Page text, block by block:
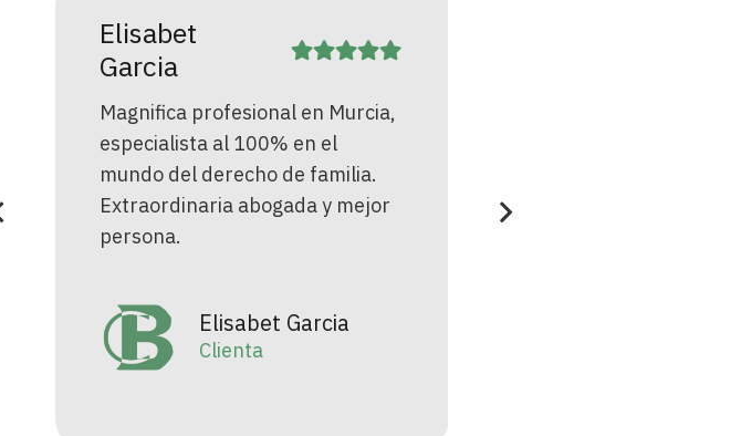
Pedro
Rosique
Excelente profesional en todos
los campos. Se prepara los casos
a conciencia y en profundidad.
Sin lugar a dudas la mejor
matrimonialista de Murcia por
Pedro Rosique
que son sencillamente